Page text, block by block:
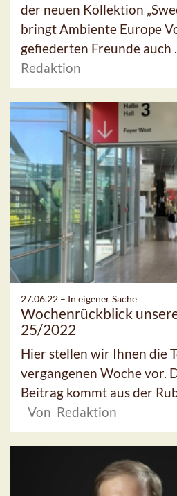
der neuen Kollektion
bringt Ambiente Europe
gefiederten Freunde auch ...
Redaktion
27.06.22 – In eigener Sache
Wochenrückblick
25/2022
Hier stellen wir Ihnen die
vergangenen Woche vor.
Beitrag kommt aus der
Von Redaktion